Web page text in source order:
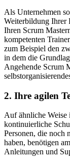
Als Unternehmen
Weiterbildung Ihrer
Ihren Scrum
kompetenten
zum Beispiel den
in dem die
Angehende Scrum
2. Ihre agilen
Auf ähnliche Weise
kontinuierliche
Personen, die noch
haben, benötigen
Anleitungen und